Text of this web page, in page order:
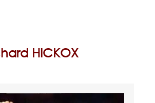
HICKOX